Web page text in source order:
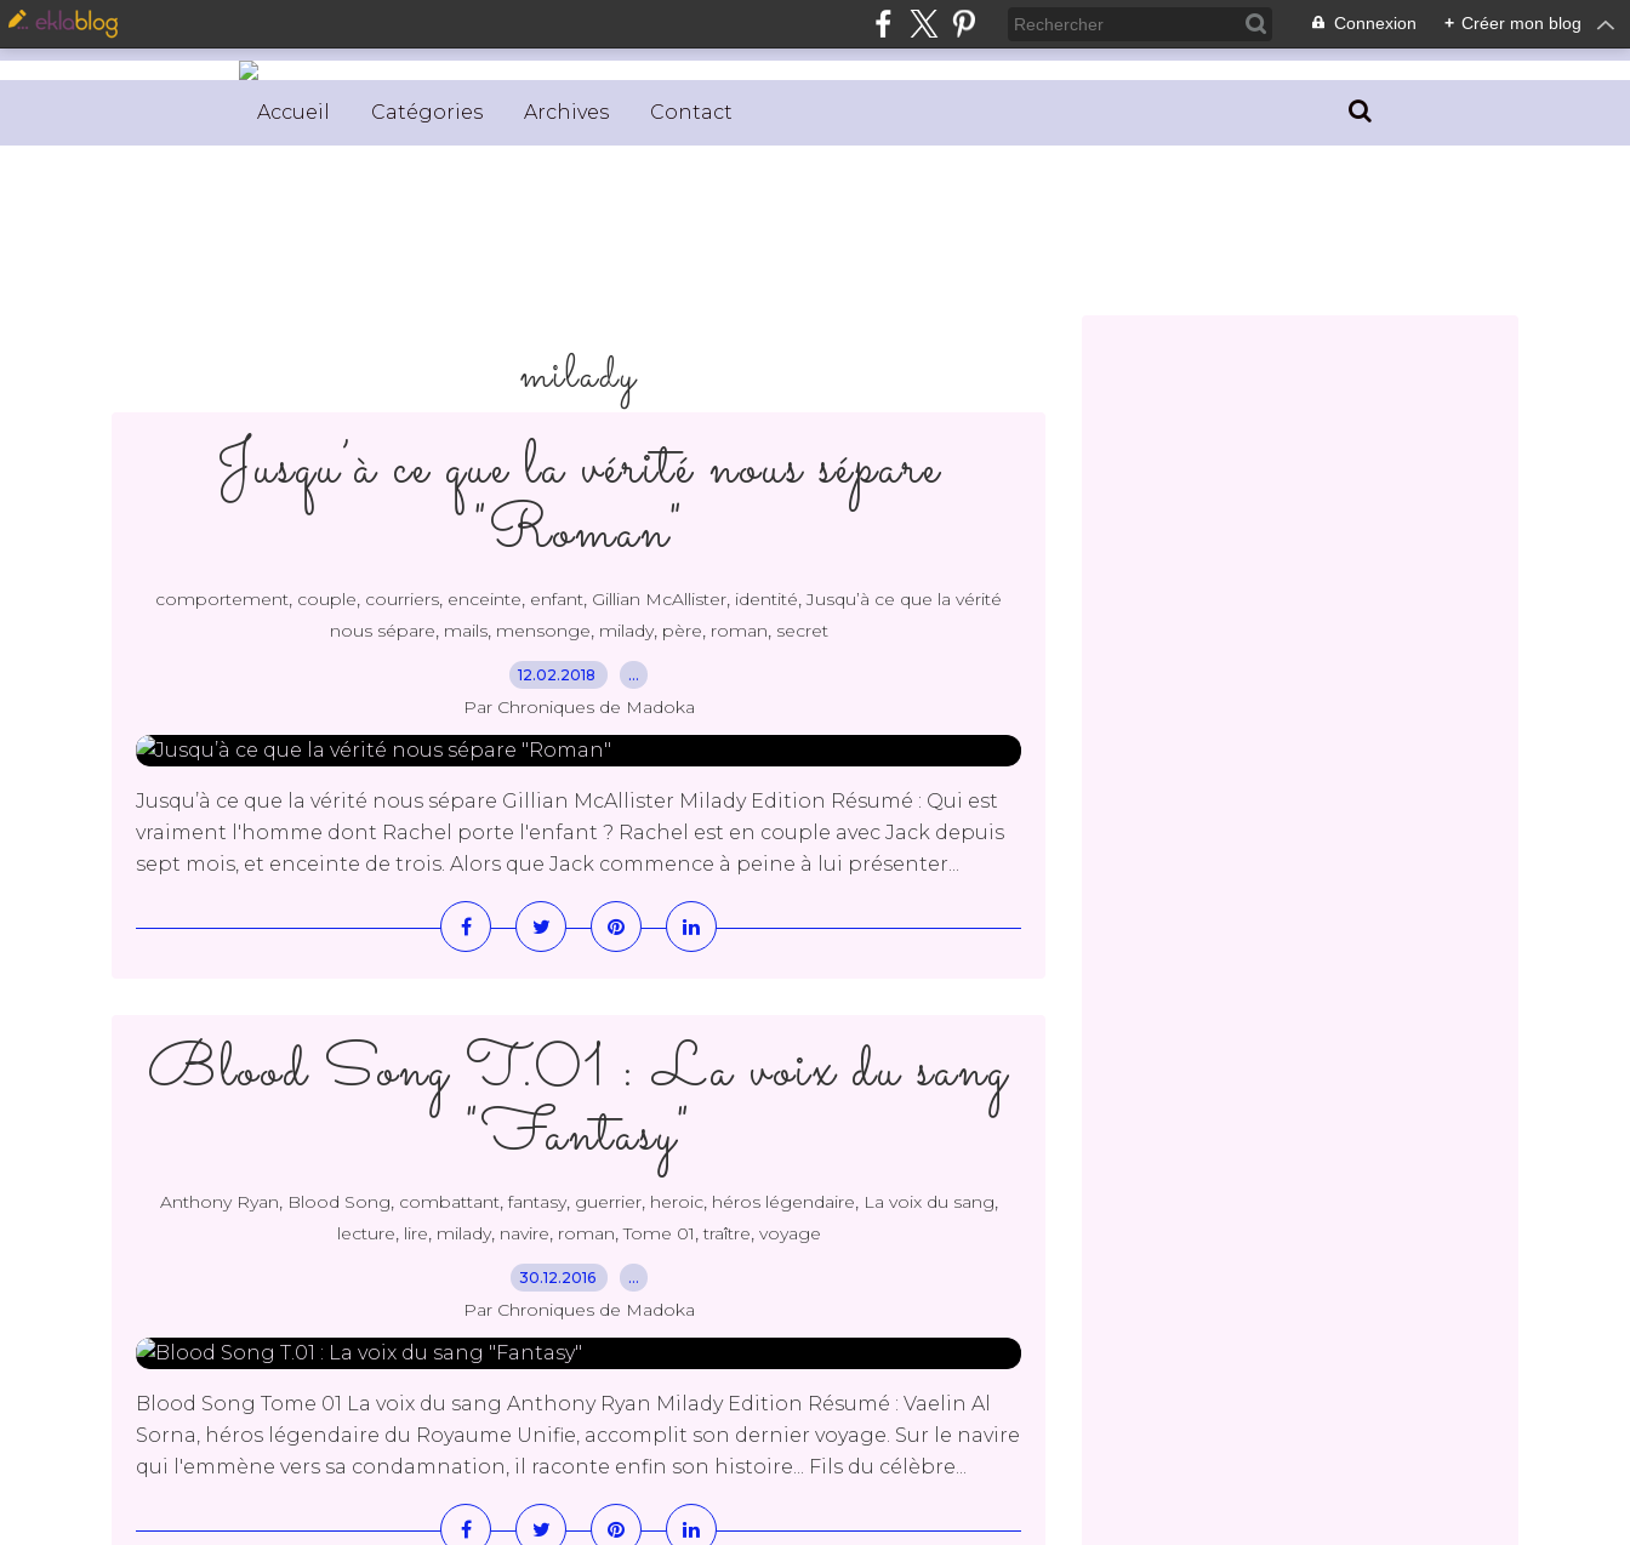
Connexion + Créer mon blog
Accueil Catégories Archives Contact
milady
Jusqu’à ce que la vérité nous sépare
"Roman"
comportement, couple, courriers, enceinte, enfant, Gillian McAllister, identité,Jusqu’à ce que la vérité
nous sépare, mails, mensonge, milady, père, roman, secret
12.02.2018 …
Par Chroniques de Madoka
Jusqu’à ce que la vérité nous sépare Gillian McAllister Milady Edition Résumé : Qui est
vraiment l'homme dont Rachel porte l'enfant ? Rachel est en couple avec Jack depuis
sept mois, et enceinte de trois. Alors que Jack commence à peine à lui présenter...
Blood Song T.01 : La voix du sang
"Fantasy"
Anthony Ryan, Blood Song, combattant,fantasy, guerrier, heroic, héros légendaire, La voix du sang,
lecture, lire, milady, navire, roman,Tome 01,traître, voyage
30.12.2016 …
Par Chroniques de Madoka
Blood Song Tome 01 La voix du sang Anthony Ryan Milady Edition Résumé : Vaelin Al
Sorna, héros légendaire du Royaume Unifie, accomplit son dernier voyage. Sur le navire
qui l'emmène vers sa condamnation, il raconte enfin son histoire... Fils du célèbre...